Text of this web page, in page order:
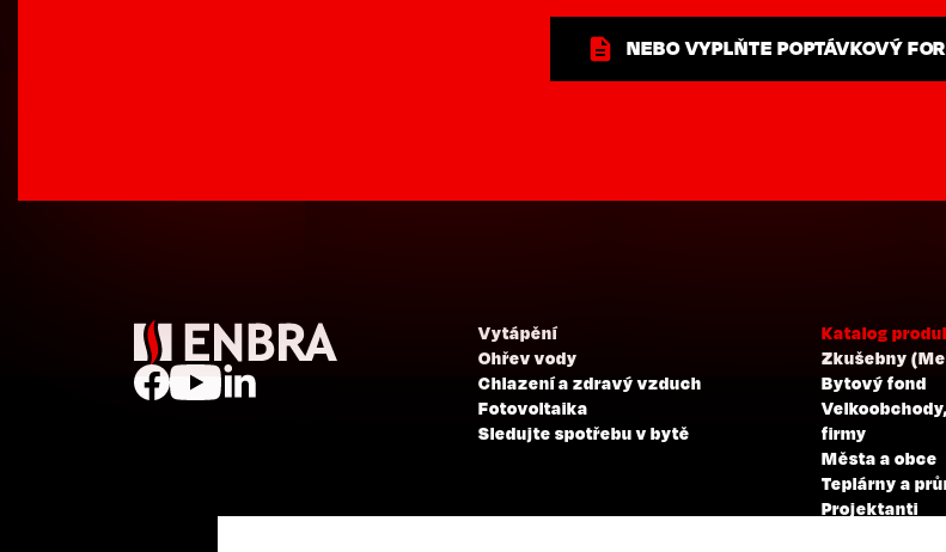
NEBO VYPLŇTE POPTÁVKOVÝ
Vytápění
Ohřev vody
Chlazení a zdravý vzduch
Fotovoltaika
Sledujte spotřebu v bytě
Katalog
Zkušebny
Bytový fond
firmy
Města a obce
Teplárny a
Projektanti